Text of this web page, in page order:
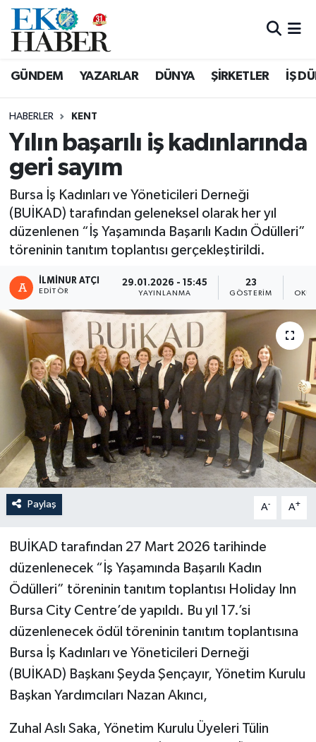
GÜNDEM YAZARLAR DÜNYA ŞİRKETLER İŞ
HABERLER KENT
Yılın başarılı iş kadınlarında
geri sayım
Bursa İş Kadınları ve Yöneticileri Derneği
(BUİKAD) tarafından geleneksel olarak her yıl
düzenlenen “İş Yaşamında Başarılı Kadın Ödülleri”
töreninin tanıtım toplantısı gerçekleştirildi.
İLMINUR ATÇI
EDITÖR
29.01.2026 - 15:45
YAYINLANMA
23
GÖSTERIM
Paylaş A- A+
BUİKAD tarafından 27 Mart 2026 tarihinde
düzenlenecek “İş Yaşamında Başarılı Kadın
Ödülleri” töreninin tanıtım toplantısı Holiday Inn
Bursa City Centre’de yapıldı. Bu yıl 17.’si
düzenlenecek ödül töreninin tanıtım toplantısına
Bursa İş Kadınları ve Yöneticileri Derneği
(BUİKAD) Başkanı Şeyda Şençayır, Yönetim Kurulu
Başkan Yardımcıları Nazan Akıncı,
Zuhal Aslı Saka, Yönetim Kurulu Üyeleri Tülin
Hava Durumu
Tüm Manşetler
Son Dakika Haberleri
Haber Arşivi